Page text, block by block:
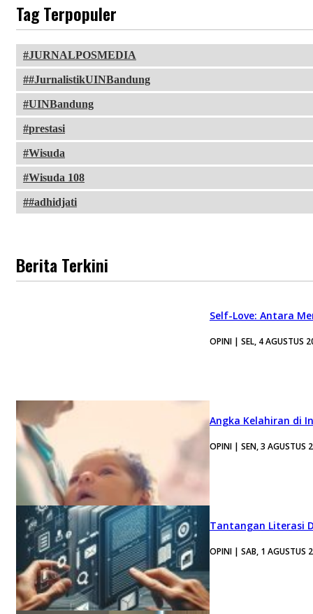
Tag Terpopuler
JURNALPOSMEDIA
#JurnalistikUINBandung
UINBandung
prestasi
Wisuda
Wisuda 108
#adhidjati
Berita Terkini
Self-Love: Antara
OPINI | SEL, 4 AGUSTUS
Angka Kelahiran di
OPINI | SEN, 3 AGUSTUS
Tantangan Literasi
OPINI | SAB, 1 AGUSTUS